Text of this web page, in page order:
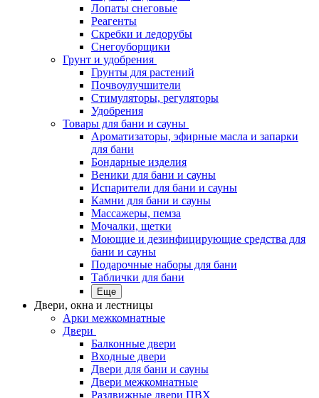
Лопаты снеговые
Реагенты
Скребки и ледорубы
Снегоуборщики
Грунт и удобрения
Грунты для растений
Почвоулучшители
Стимуляторы, регуляторы
Удобрения
Товары для бани и сауны
Ароматизаторы, эфирные масла и запарки
для бани
Бондарные изделия
Веники для бани и сауны
Испарители для бани и сауны
Камни для бани и сауны
Массажеры, пемза
Мочалки, щетки
Моющие и дезинфицирующие средства для
бани и сауны
Подарочные наборы для бани
Таблички для бани
Еще
Двери, окна и лестницы
Арки межкомнатные
Двери
Балконные двери
Входные двери
Двери для бани и сауны
Двери межкомнатные
Раздвижные двери ПВХ